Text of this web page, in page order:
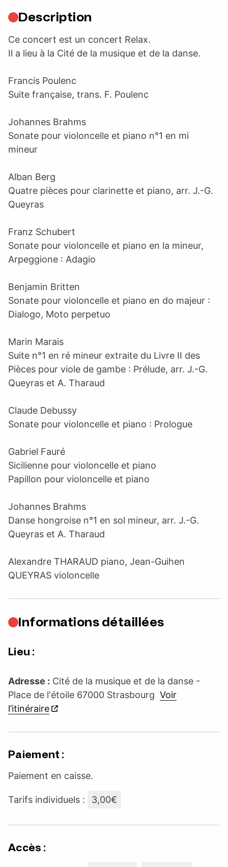
Description
Ce concert est un concert Relax.
Il a lieu à la Cité de la musique et de la danse.
Francis Poulenc
Suite française, trans. F. Poulenc
Johannes Brahms
Sonate pour violoncelle et piano n°1 en mi
mineur
Alban Berg
Quatre pièces pour clarinette et piano, arr. J.-G.
Queyras
Franz Schubert
Sonate pour violoncelle et piano en la mineur,
Arpeggione : Adagio
Benjamin Britten
Sonate pour violoncelle et piano en do majeur :
Dialogo, Moto perpetuo
Marin Marais
Suite n°1 en ré mineur extraite du Livre II des
Pièces pour viole de gambe : Prélude, arr. J.-G.
Queyras et A. Tharaud
Claude Debussy
Sonate pour violoncelle et piano : Prologue
Gabriel Fauré
Sicilienne pour violoncelle et piano
Papillon pour violoncelle et piano
Johannes Brahms
Danse hongroise n°1 en sol mineur, arr. J.-G.
Queyras et A. Tharaud
Alexandre THARAUD piano, Jean-Guihen
QUEYRAS violoncelle
Informations détaillées
Lieu :
Adresse : Cité de la musique et de la danse -
Place de l'étoile 67000 Strasbourg Voir
l’itinéraire
Paiement :
Paiement en caisse.
Tarifs individuels : 3,00€
Accès :